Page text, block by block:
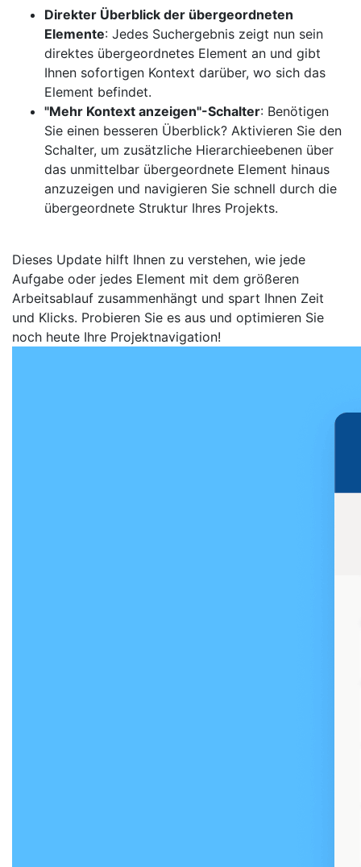
Direkter Überblick der übergeordneten
Elemente: Jedes Suchergebnis zeigt nun sein
direktes übergeordnetes Element an und gibt
Ihnen sofortigen Kontext darüber, wo sich das
Element befindet.
"Mehr Kontext anzeigen"-Schalter: Benötigen
Sie einen besseren Überblick? Aktivieren Sie den
Schalter, um zusätzliche Hierarchieebenen über
das unmittelbar übergeordnete Element hinaus
anzuzeigen und navigieren Sie schnell durch die
übergeordnete Struktur Ihres Projekts.
Dieses Update hilft Ihnen zu verstehen, wie jede
Aufgabe oder jedes Element mit dem größeren
Arbeitsablauf zusammenhängt und spart Ihnen Zeit
und Klicks. Probieren Sie es aus und optimieren Sie
noch heute Ihre Projektnavigation!